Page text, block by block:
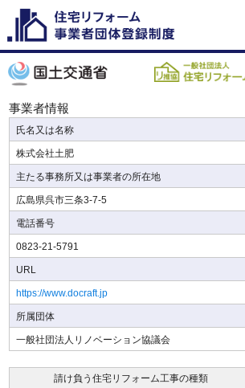
事業者情報
氏名又は名称
株式会社土肥
主たる事務所又は事業者の所在地
広島県呉市三条3-7-5
電話番号
0823-21-5791
URL
https://www.docraft.jp
所属団体
一般社団法人リノベーション協議会
請け負う住宅リフォーム工事の種類